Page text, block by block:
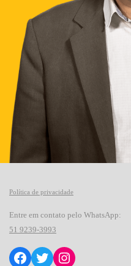
Política de privacidade
Entre em contato pelo WhatsApp:
51 9239-3993
Facebook Twitter Instagram